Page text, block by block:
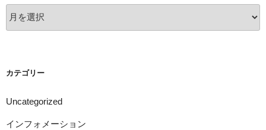
ー
カテゴリー
Uncategorized
インフォメーション